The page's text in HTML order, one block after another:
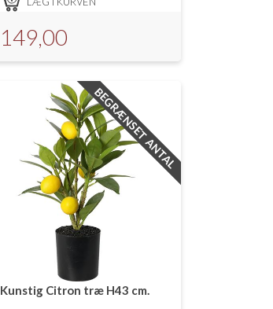
149,00
Kunstig Citron træ H43 cm.
BEGRÆNSET ANTAL